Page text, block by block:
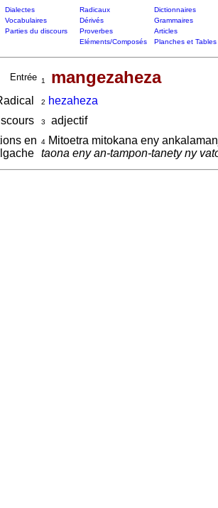
Dialectes Radicaux
Dictionnaires
Vocabulaires Dérivés
Grammaires
Parties du discours Proverbes
Articles
Eléments/Composés Planches et Tables
Entrée 1 mangezaheza
2
hezaheza
3
adjectif
en
4Mitoetra mitokana eny
taona eny an-tampon-tanety ny